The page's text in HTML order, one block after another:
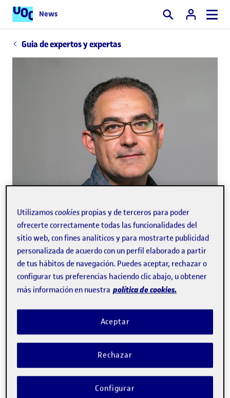
News Buscar
Guia de expertos y expertas
Alexandre López Borrull
Estudios de Ciencias de la Información y
de la Comunicación
Desinformación, ciencia abierta, acceso
abierto, comunicación científica, revistas científicas y
aspectos legales de la información digital.
Utilizamoscookies propias y de terceros para poder
ofrecerte correctamente todas las funcionalidades del
sitio web, con fines analíticos y para mostrarte publicidad
personalizada de acuerdo con un perfil elaborado a partir
de tus hábitos de navegación. Puedes aceptar, rechazar o
configurar tus preferencias haciendo clic abajo, u obtener
más información en nuestra política de cookies.
Rechazar
Aceptar
Configurar